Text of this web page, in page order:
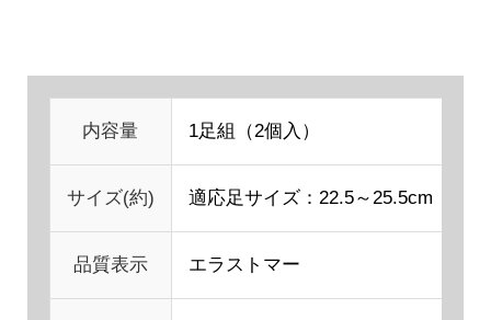
内容量 1足組（2個入）
サイズ(約) 適応足サイズ：22.5～25.5cm
品質表示 エラストマー